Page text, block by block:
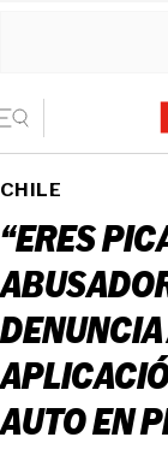
CHILE
“ERES
AUTO EN